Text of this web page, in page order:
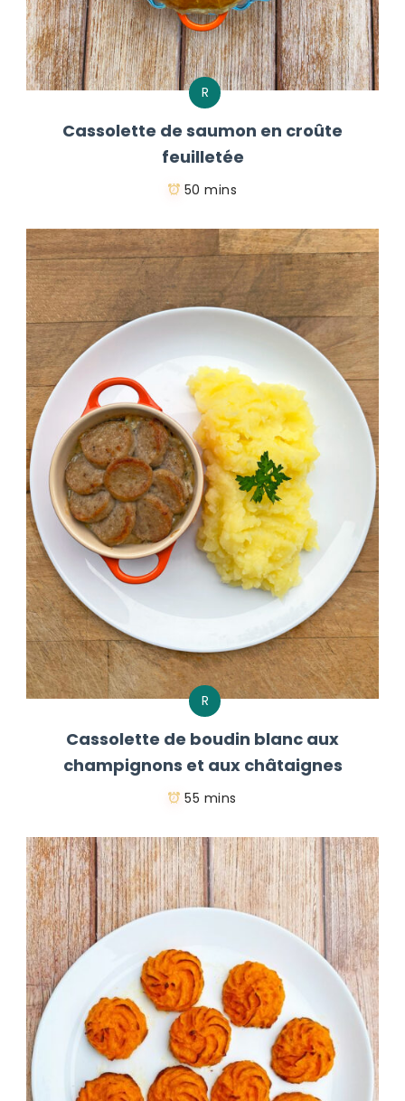
R
Cassolette de saumon en croûte
feuilletée
50 mins
R
Cassolette de boudin blanc aux
champignons et aux châtaignes
55 mins